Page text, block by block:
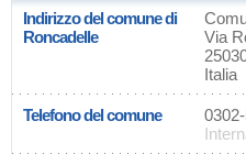
Indirizzo del comune di
Roncadelle
Via
Italia
Telefono del comune